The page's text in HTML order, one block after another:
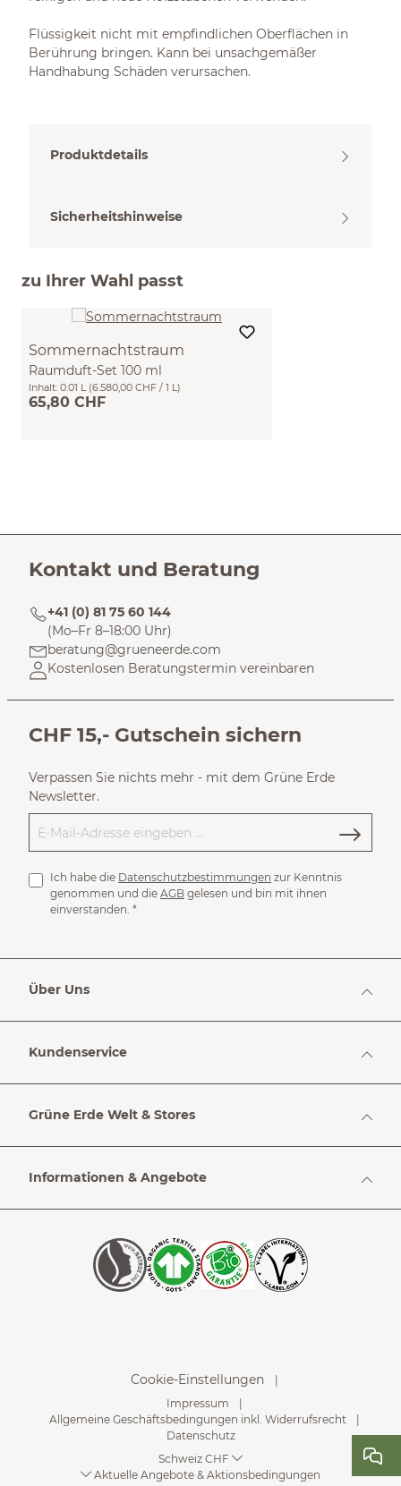
Flüssigkeit nicht mit empfindlichen Oberflächen in
Berührung bringen. Kann bei unsachgemäßer
Handhabung Schäden verursachen.
Produktdetails
Sicherheitshinweise
zu Ihrer Wahl passt
Sommernachtstraum
Raumduft-Set 100 ml
Inhalt: 0.01 L (6.580,00 CHF / 1 L)
65,80 CHF
Kontakt und Beratung
+41 (0) 81 75 60 144
(Mo–Fr 8–18:00 Uhr)
beratung@grueneerde.com
Kostenlosen Beratungstermin vereinbaren
CHF 15,- Gutschein sichern
Verpassen Sie nichts mehr - mit dem Grüne Erde
Newsletter.
Ich habe die Datenschutzbestimmungen zur Kenntnis
genommen und die AGB gelesen und bin mit ihnen
einverstanden. *
Über Uns
Kundenservice
Grüne Erde Welt & Stores
Informationen & Angebote
Aktuelle Angebote & Aktionsbedingungen
Cookie-Einstellungen
Impressum
Allgemeine Geschäftsbedingungen inkl. Widerrufsrecht
Datenschutz
Schweiz CHF